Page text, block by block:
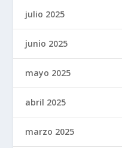
julio 2025
junio 2025
mayo 2025
abril 2025
marzo 2025